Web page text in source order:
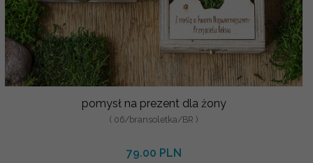
pomysł na prezent dla żony
( 06/bransoletka/BR )
79.00 PLN